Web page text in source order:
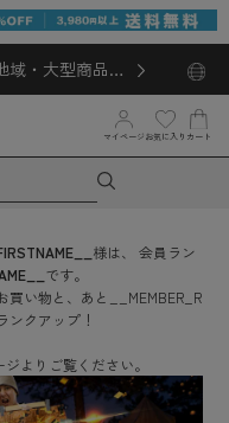
域・大型商品対
マイページ お気に入り カート
様は、
会員ラン
です。
買い物と、あと
__MEMBER_R
ンクアップ！
よりご覧ください。